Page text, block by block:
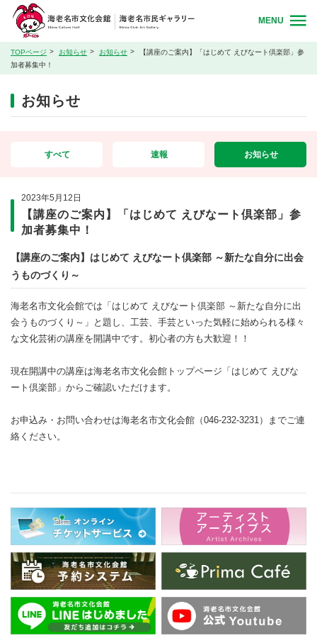
MENU
TOPページ お知らせ お知らせ
【講座のご案内】「はじめて えびなート倶楽部」参
加者募集中！
お知らせ
すべて 速報 お知らせ
2023年5月12日
【講座のご案内】「はじめて えびなート倶楽部」参
加者募集中！
【講座のご案内】はじめて えびなート倶楽部 ～新たな自分に出会
うものづくり～
海老名市文化会館では「はじめて えびなート倶楽部 ～新たな自分に出
会うものづくり～」と題し、工芸、手芸といった気軽に始められる様々
な文化芸術の講座を開講中です。初心者の方も大歓迎！！
現在開講中の講座は海老名市文化会館トップページ「はじめて えびな
ート倶楽部」からご確認いただけます。
お申込み・お問い合わせは海老名市文化会館（046-232-3231）までご連
絡ください。